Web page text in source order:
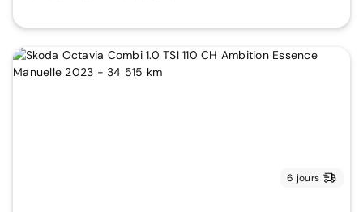
6 jours